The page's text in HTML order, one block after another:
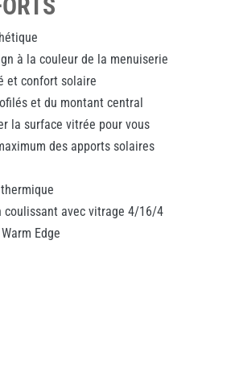
à la couleur de la menuiserie
et confort solaire
et du montant central
la surface vitrée pour vous
des apports solaires
coulissant avec vitrage 4/16/4
Edge